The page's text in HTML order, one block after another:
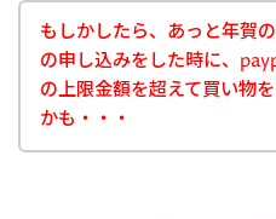
もしかしたら、あっと年賀
の申し込みをした時に、
の上限金額を超えて買い物
かも・・・